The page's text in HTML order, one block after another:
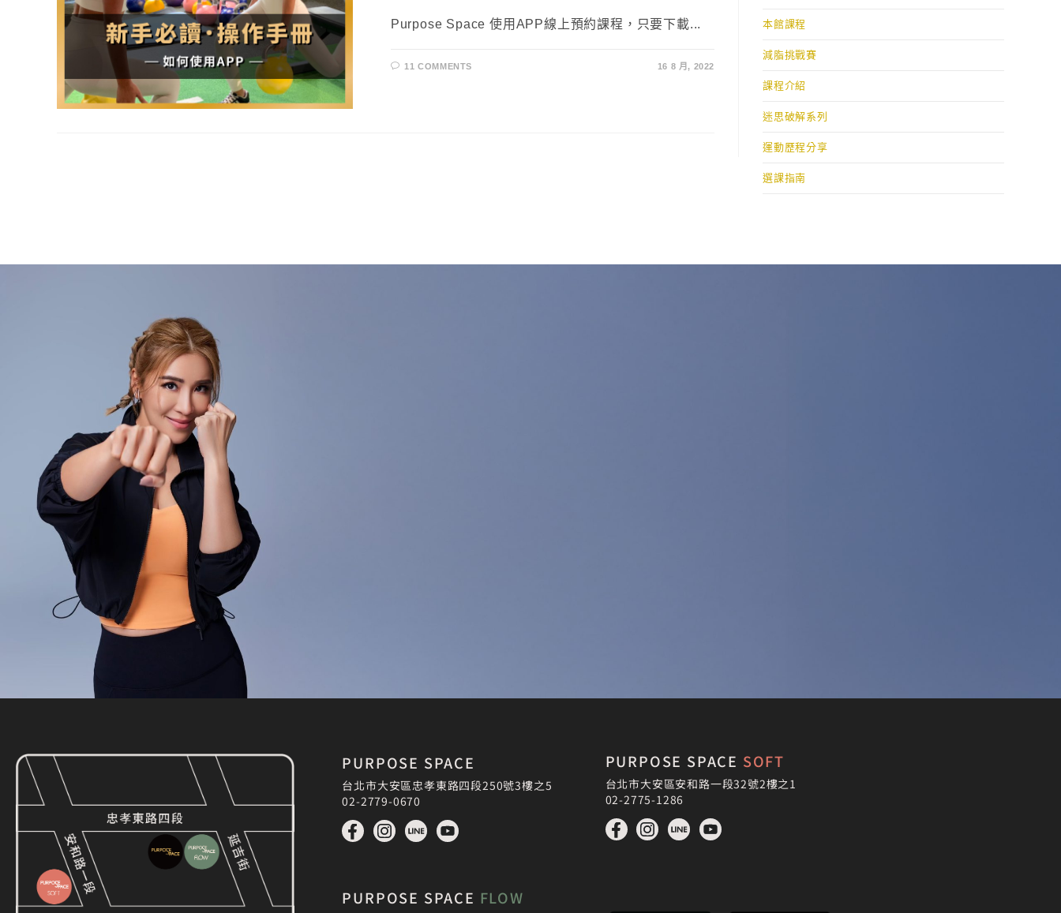
Purpose Space 使用APP線上預約課程，只要下載...
11 COMMENTS 16 8 月, 2022
本館課程
減脂挑戰賽
課程介紹
迷思破解系列
運動歷程分享
選課指南
預約體驗
PURPOSE SPACE
台北市大安區忠孝東路四段250號3樓之5
02-2779-0670
PURPOSE SPACE FLOW
PURPOSE SPACE SOFT
台北市大安區安和路一段32號2樓之1
02-2775-1286